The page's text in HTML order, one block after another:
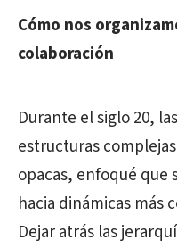
Cómo nos
colaboración
Durante el siglo 20,
estructuras
opacas, enfoqué que
hacia dinámicas más
Dejar atrás las